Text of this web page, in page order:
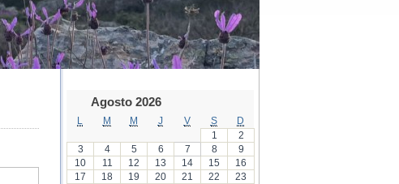
Agosto 2026
M M J V S
D
1
2
3
4 5 6 7 8
9
10
11 12 13 14 15
16
17
18 19 20 21 22
23